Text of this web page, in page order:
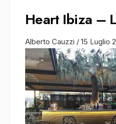
Heart Ibiza –
Alberto Cauzzi / 15 Luglio